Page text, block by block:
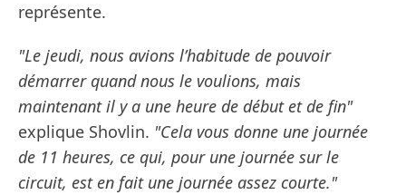
représente.
"Le jeudi, nous avions l’habitude de pouvoir
démarrer quand nous le voulions, mais
maintenant il y a une heure de début et de fin"
explique Shovlin. "Cela vous donne une journée
de 11 heures, ce qui, pour une journée sur le
circuit, est en fait une journée assez courte."